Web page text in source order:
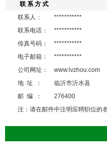
联 系 方 式
联系人：
***********
联系电话：
***********
传真号码：
***********
电子邮箱：
***********
公司网址：
www.lvzhou.com
地 址 ：
临沂市沂水县
邮 编 ：
276400
注：请在邮件中注明应聘职位的